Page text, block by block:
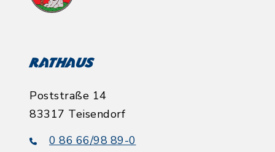
Rathaus
Poststraße 14
83317 Teisendorf
0 86 66/98 89-0